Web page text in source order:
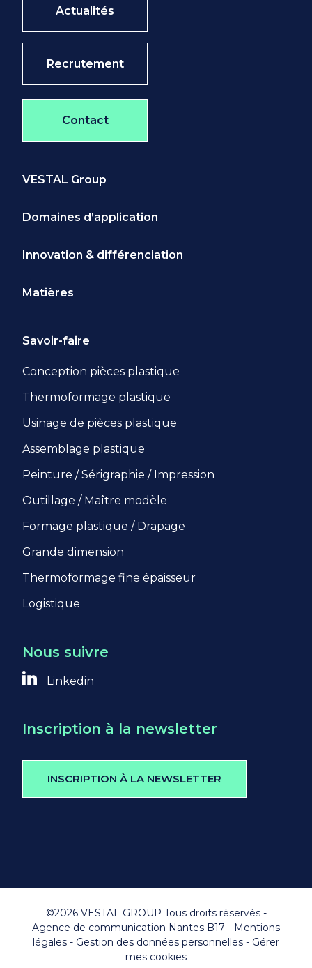
Actualités
Recrutement
Contact
VESTAL Group
Domaines d’application
Innovation & différenciation
Matières
Savoir-faire
Conception pièces plastique
Thermoformage plastique
Usinage de pièces plastique
Assemblage plastique
Peinture / Sérigraphie / Impression
Outillage / Maître modèle
Formage plastique / Drapage
Grande dimension
Thermoformage fine épaisseur
Logistique
Nous suivre
Linkedin
Inscription à la newsletter
INSCRIPTION À LA NEWSLETTER
©2026 VESTAL GROUP Tous droits réservés -
Agence de communication Nantes B17 - Mentions
légales - Gestion des données personnelles - Gérer
mes cookies